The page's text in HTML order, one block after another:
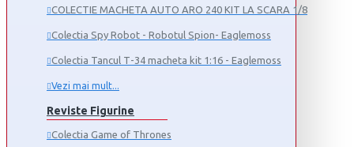
COLECTIE MACHETA AUTO ARO 240 KIT LA SCARA 1/8
Colectia Spy Robot - Robotul Spion- Eaglemoss
Colectia Tancul Т-34 macheta kit 1:16 - Eaglemoss
Vezi mai mult...
Reviste Figurine
Colectia Game of Thrones